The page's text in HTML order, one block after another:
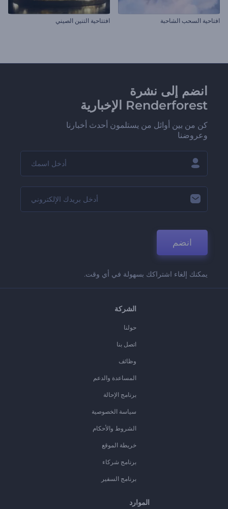
افتاحية السحب الشاحبة افتتاحية التنين الصيني
انضم إلى نشرة
Renderforest الإخبارية
كن من بين أوائل من يستلمون أحدث أخبارنا
وعروضنا
انضم
يمكنك إلغاء اشتراكك بسهولة في أي وقت.
الشركة
حولنا
اتصل بنا
وظائف
المساعدة والدعم
برنامج الإحالة
سياسة الخصوصية
الشروط والأحكام
خريطة الموقع
برنامج شركاء
برنامج السفير
الموارد